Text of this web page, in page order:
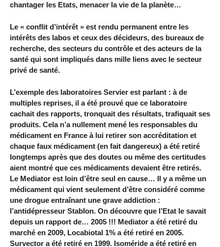
chantager les Etats, menacer la vie de la planète…
Le « conflit d’intérêt » est rendu permanent entre les
intérêts des labos et ceux des décideurs, des bureaux de
recherche, des secteurs du contrôle et des acteurs de la
santé qui sont impliqués dans mille liens avec le secteur
privé de santé.
L’exemple des laboratoires Servier est parlant : à de
multiples reprises, il a été prouvé que ce laboratoire
cachait des rapports, tronquait des résultats, trafiquait ses
produits. Cela n’a nullement mené les responsables du
médicament en France à lui retirer son accréditation et
chaque faux médicament (en fait dangereux) a été retiré
longtemps après que des doutes ou même des certitudes
aient montré que ces médicaments devaient être retirés.
Le Mediator est loin d’être seul en cause… Il y a même un
médicament qui vient seulement d’être considéré comme
une drogue entraînant une grave addiction :
l’antidépresseur Stablon. On découvre que l’Etat le savait
depuis un rapport de… 2005 !!! Mediator a été retiré du
marché en 2009, Locabiotal 1% a été retiré en 2005.
Survector a été retiré en 1999. Isoméride a été retiré en